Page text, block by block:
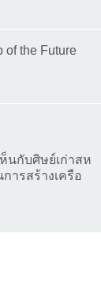
of the Future
นกับศิษย์เก่าสห
ารสร้างเครือ